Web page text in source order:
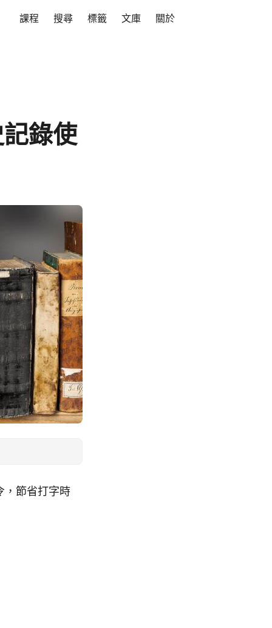
課程 搜尋 標籤 文庫 關於
錄使
，節省打字時